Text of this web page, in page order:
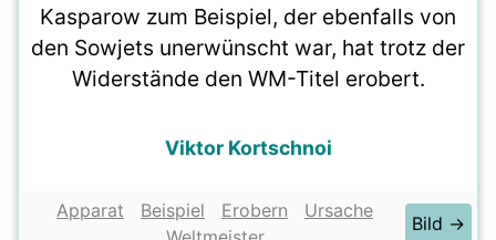
Kasparow zum Beispiel, der ebenfalls von
den Sowjets unerwünscht war, hat trotz der
Widerstände den WM-Titel erobert.
Viktor Kortschnoi
Apparat Beispiel Erobern
Ursache
Bild →